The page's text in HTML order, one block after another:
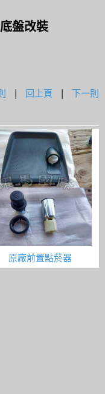
盤改裝
| 回上頁 | 下一則
原廠前置點菸器